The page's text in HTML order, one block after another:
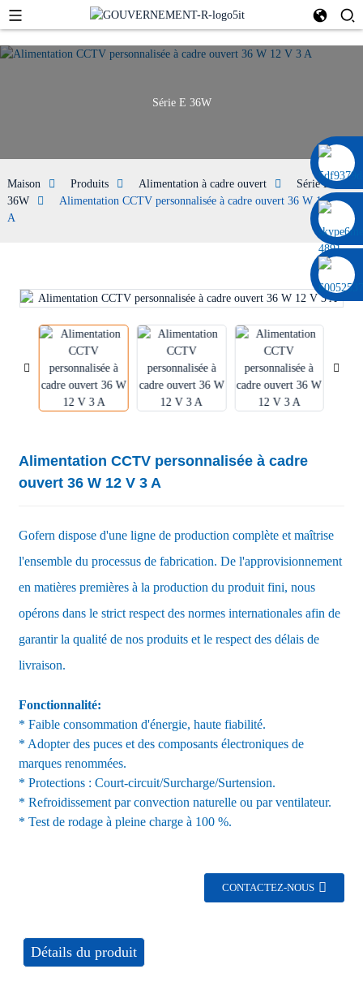
0086 13322920697
Série E 36W
Maison Produits Alimentation à cadre ouvert
Série E
36W
Alimentation CCTV personnalisée à cadre ouvert 36 W 12 V 3
A
Alimentation CCTV personnalisée à cadre
ouvert 36 W 12 V 3 A
Gofern dispose d'une ligne de production complète et maîtrise
l'ensemble du processus de fabrication. De l'approvisionnement
en matières premières à la production du produit fini, nous
opérons dans le strict respect des normes internationales afin de
garantir la qualité de nos produits et le respect des délais de
livraison.
Fonctionnalité:
* Faible consommation d'énergie, haute fiabilité.
* Adopter des puces et des composants électroniques de
marques renommées.
* Protections : Court-circuit/Surcharge/Surtension.
* Refroidissement par convection naturelle ou par ventilateur.
* Test de rodage à pleine charge à 100 %.
CONTACTEZ-NOUS
Détails du produit